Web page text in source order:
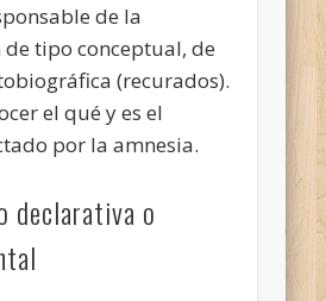
de la
tipo conceptual, de
(recurados).
el qué y es el
por la amnesia.
declarativa o